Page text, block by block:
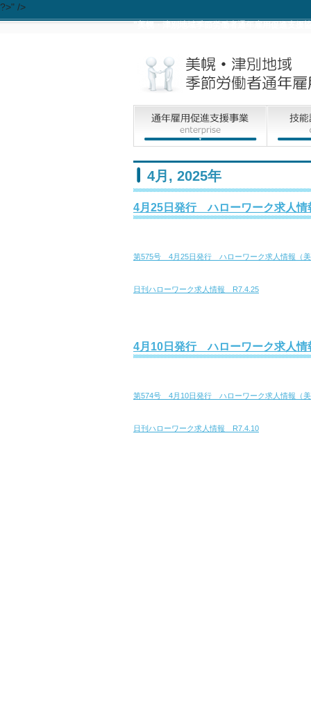
?>" />
"美幌・津別地域季節労働者通年雇用促進支援
4月, 2025年
4月25日発行 ハローワーク求人情
第575号 4月25日発行 ハローワーク求人情報（
日刊ハローワーク求人情報 R7.4.25
4月10日発行 ハローワーク求人情
第574号 4月10日発行 ハローワーク求人情報（
日刊ハローワーク求人情報 R7.4.10